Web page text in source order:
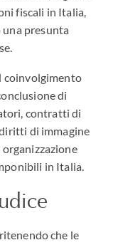
fiscali in Italia,
presunta
coinvolgimento
di
contratti di
di immagine
in Italia.
che le